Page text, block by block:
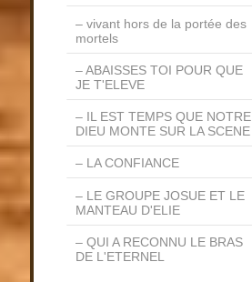
vivant hors de la portée des
mortels
ABAISSES TOI POUR QUE
JE T'ELEVE
IL EST TEMPS QUE NOTRE
DIEU MONTE SUR LA SCENE
LA CONFIANCE
LE GROUPE JOSUE ET LE
MANTEAU D'ELIE
QUI A RECONNU LE BRAS
DE L'ETERNEL